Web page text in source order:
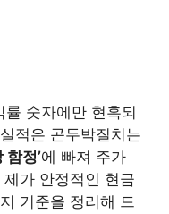
숫자에만 현혹되
적은 곤두박질치는
함정’에 빠져 주가
가 안정적인 현금
기준을 정리해 드